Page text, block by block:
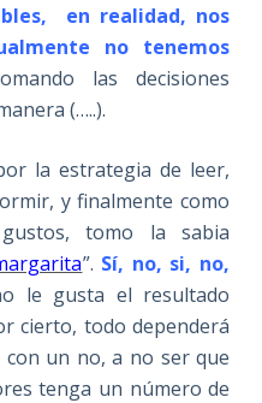
en realidad, nos
no tenemos
las decisiones
(…..).
la estrategia de leer,
y finalmente como
tomo la sabia
”. Sí, no, si, no,
le gusta el resultado
cierto, todo dependerá
un no, a no ser que
tenga un número de